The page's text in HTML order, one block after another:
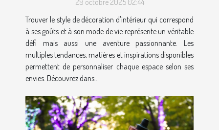
29 octobre 2025 02:44
Trouver le style de décoration d'intérieur qui correspond
à ses goûts et à son mode de vie représente un véritable
défi mais aussi une aventure passionnante. Les
multiples tendances, matières et inspirations disponibles
permettent de personnaliser chaque espace selon ses
envies. Découvrez dans...